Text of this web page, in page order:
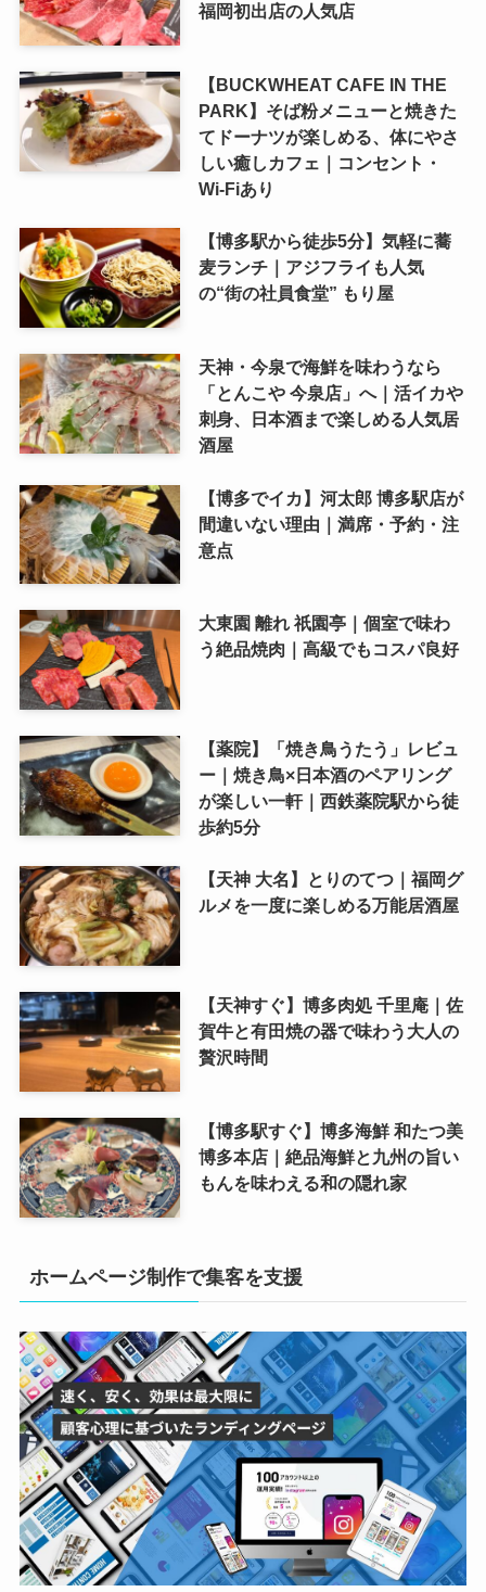
福岡初出店の人気店
【BUCKWHEAT CAFE IN THE
PARK】そば粉メニューと焼きた
てドーナツが楽しめる、体にやさ
しい癒しカフェ｜コンセント・
Wi-Fiあり
【博多駅から徒歩5分】気軽に蕎
麦ランチ｜アジフライも人気
の“街の社員食堂” もり屋
天神・今泉で海鮮を味わうなら
「とんこや 今泉店」へ｜活イカや
刺身、日本酒まで楽しめる人気居
酒屋
【博多でイカ】河太郎 博多駅店が
間違いない理由｜満席・予約・注
意点
大東園 離れ 祇園亭｜個室で味わ
う絶品焼肉｜高級でもコスパ良好
【薬院】「焼き鳥うたう」レビュ
ー｜焼き鳥×日本酒のペアリング
が楽しい一軒｜西鉄薬院駅から徒
歩約5分
【天神 大名】とりのてつ｜福岡グ
ルメを一度に楽しめる万能居酒屋
【天神すぐ】博多肉処 千里庵｜佐
賀牛と有田焼の器で味わう大人の
贅沢時間
【博多駅すぐ】博多海鮮 和たつ美
博多本店｜絶品海鮮と九州の旨い
もんを味わえる和の隠れ家
ホームページ制作で集客を支援